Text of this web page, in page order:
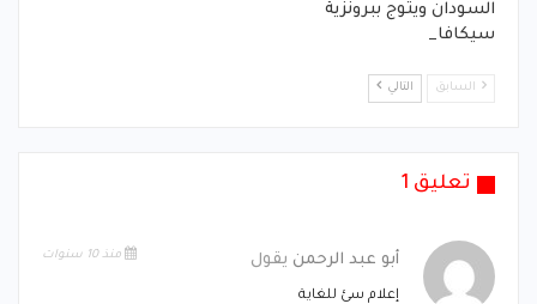
السودان ويتوج ببرونزية
سيكافا_
السابق التالي
تعليق 1
أبو عبد الرحمن يقول منذ 10 سنوات
إعلام سئ للغاية